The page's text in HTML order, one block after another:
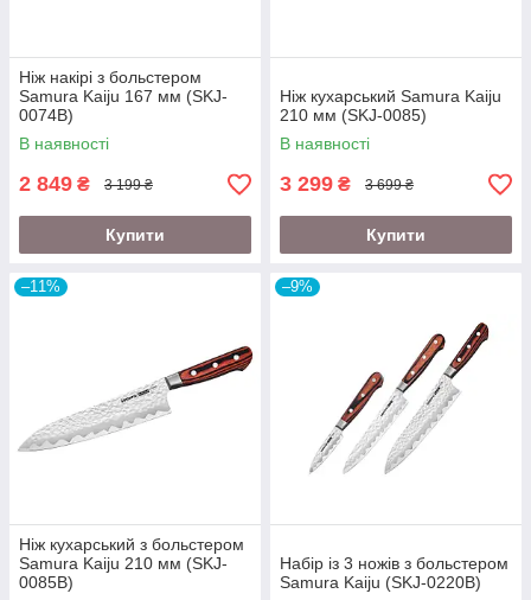
Ніж накірі з больстером
Samura Kaiju 167 мм (SKJ-
0074B)
В наявності
2 849 ₴ 3 199 ₴
Купити
Ніж кухарський Samura Kaiju
210 мм (SKJ-0085)
В наявності
3 299 ₴ 3 699 ₴
Купити
–11%
Ніж кухарський з больстером
Samura Kaiju 210 мм (SKJ-
0085B)
–9%
Набір із 3 ножів з больстером
Samura Kaiju (SKJ-0220B)